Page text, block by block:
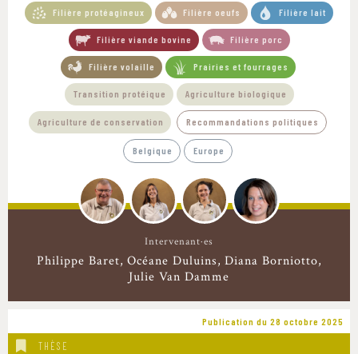
Filière protéagineux Filière oeufs Filière lait
Filière viande bovine Filière porc
Filière volaille Prairies et fourrages
Transition protéique Agriculture biologique
Agriculture de conservation Recommandations politiques
Belgique Europe
Intervenant·es
Philippe Baret Océane Duluins Diana Borniotto
Julie Van Damme
Publication du 28 octobre 2025
THÈSE